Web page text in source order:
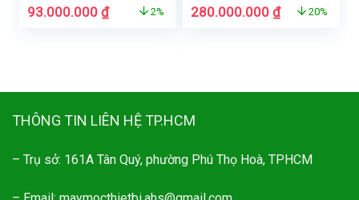
Giá
93.000.000₫Giá
2%
Giá
280.000.000₫Giá 20%
THÔNG TIN LIÊN HỆ TP.HCM
– Trụ sở: 161A Tân Quý, phường Phú Thọ Hoà, TPHCM